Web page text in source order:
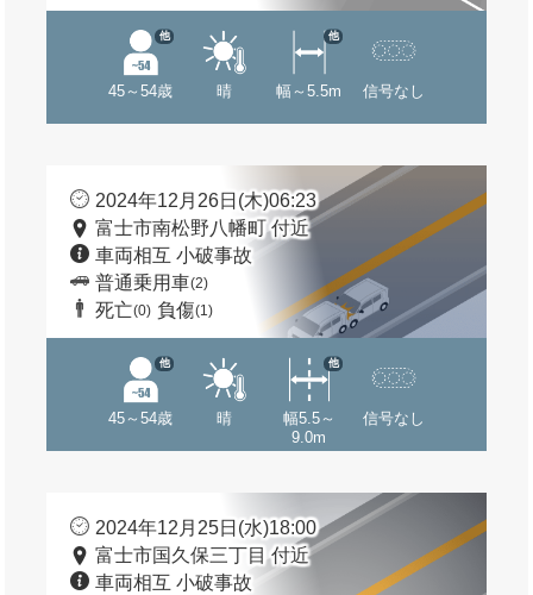
45～54歳
他
晴 幅～5.5m
他
信号なし
2024年12月26日(木)06:23
富士市南松野八幡町 付近
車両相互 小破事故
普通乗用車(2)
死亡(0) 負傷(1)
45～54歳
他
晴
幅5.5～
9.0m
他
信号なし
2024年12月25日(水)18:00
富士市国久保三丁目 付近
車両相互 小破事故